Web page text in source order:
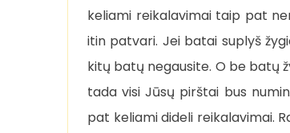
keliami reikalavimai taip pat
itin patvari. Jei batai suplyš
kitų batų negausite. O be batų
tada visi Jūsų pirštai bus
pat keliami dideli reikalavimai.